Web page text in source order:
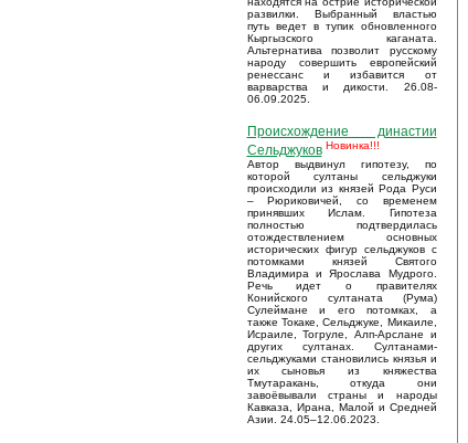
развилки. Выбранный властью
путь ведет в тупик обновленного
Кыргызского каганата.
Альтернатива позволит русскому
народу совершить европейский
ренессанс и избавится от
варварства и дикости. 26.08-
06.09.2025.
Происхождение династии
Сельджуков Новинка!!!
Автор выдвинул гипотезу, по
которой султаны сельджуки
происходили из князей Рода Руси
– Рюриковичей, со временем
принявших Ислам. Гипотеза
полностью подтвердилась
отождествлением основных
исторических фигур сельджуков с
потомками князей Святого
Владимира и Ярослава Мудрого.
Речь идет о правителях
Конийского султаната (Рума)
Сулеймане и его потомках, а
также Токаке, Сельджуке, Микаиле,
Исраиле, Тогруле, Алп-Арслане и
других султанах. Султанами-
сельджуками становились князья и
их сыновья из княжества
Тмутаракань, откуда они
завоёвывали страны и народы
Кавказа, Ирана, Малой и Средней
Азии. 24.05–12.06.2023.